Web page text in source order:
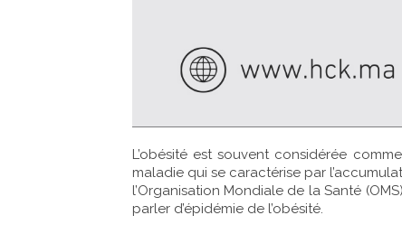
L’obésité est souvent considérée
maladie qui se caractérise par
l’Organisation Mondiale de la Santé
parler d’épidémie de l’obésité.